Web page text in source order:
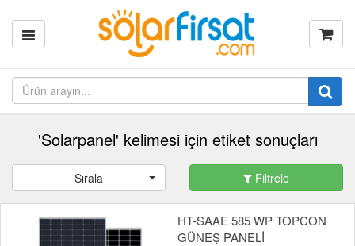
'Solarpanel' kelimesi için etiket sonuçları
Sırala Filtrele
HT-SAAE 585 WP TOPCON
GÜNEŞ PANELİ